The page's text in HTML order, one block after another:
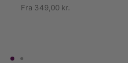
Fra 349,00 kr.